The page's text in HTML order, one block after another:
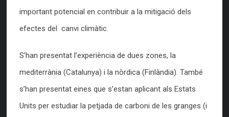
important potencial en contribuir a la mitigació dels
efectes del canvi climàtic.
S’han presentat l’experiència de dues zones, la
mediterrània (Catalunya) i la nòrdica (Finlàndia). També
s’han presentat eines que s’estan aplicant als Estats
Units per estudiar la petjada de carboni de les granges (i